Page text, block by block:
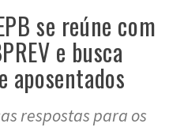
se reúne com
e busca
aposentados
respostas para os